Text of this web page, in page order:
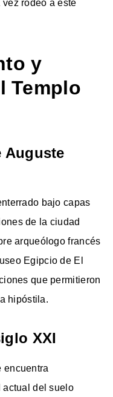
rodeó a este
y
Templo
Auguste
bajo capas
de la ciudad
arqueólogo francés
Egipcio de El
que permitieron
hipóstila.
XXI
encuentra
actual del suelo